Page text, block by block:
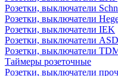
Розетки, выключатели
Розетки, выключатели
Розетки, выключатели IEK
Розетки, выключатели ASD
Розетки, выключатели
Таймеры розеточные
Розетки, выключатели